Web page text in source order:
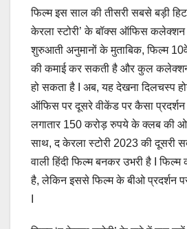
फिल्म इस साल की तीसरी सबसे बड़ी
केरला स्टोरी’ के बॉक्स ऑफिस कलेक्शन
शुरुआती अनुमानों के मुताबिक, फिल्म
की कमाई कर सकती है और कुल
हो सकता है I अब, यह देखना दिलचस्प
ऑफिस पर दूसरे वीकेंड पर कैसा प्रदर्शन
लगातार 150 करोड़ रुपये के क्लब की
साथ, द केरला स्टोरी 2023 की दूसरी
वाली हिंदी फिल्म बनकर उभरी है I फिल्म
है, लेकिन इससे फिल्म के बीओ प्रदर्शन